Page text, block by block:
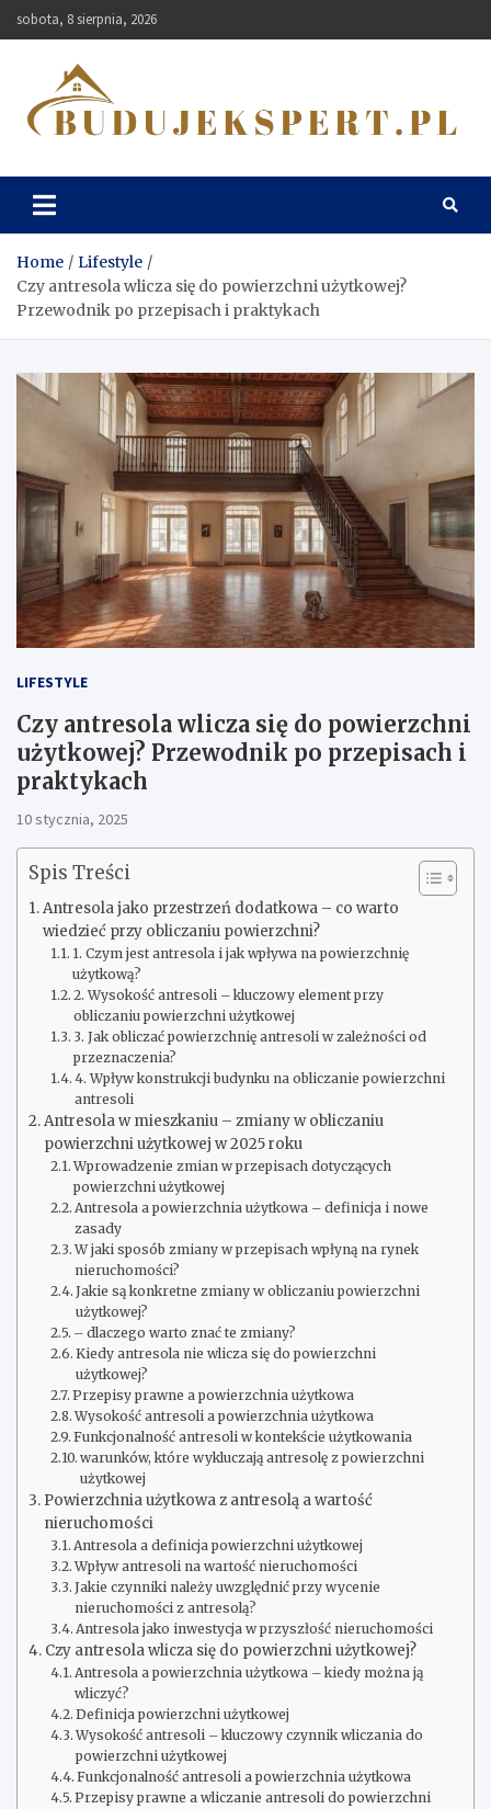
Skip
to
sobota, 8 sierpnia, 2026
Budujekspert
Home
Lifestyle
Czy antresola wlicza się do powierzchni użytkowej?
Przewodnik po przepisach i praktykach
LIFESTYLE
Czy antresola wlicza się do powierzchni
użytkowej? Przewodnik po przepisach i
praktykach
10 stycznia, 2025
Spis Treści
Antresola jako przestrzeń dodatkowa – co warto
wiedzieć przy obliczaniu powierzchni?
1. Czym jest antresola i jak wpływa na powierzchnię
użytkową?
2. Wysokość antresoli – kluczowy element przy
obliczaniu powierzchni użytkowej
3. Jak obliczać powierzchnię antresoli w zależności od
przeznaczenia?
4. Wpływ konstrukcji budynku na obliczanie powierzchni
antresoli
Antresola w mieszkaniu – zmiany w obliczaniu
powierzchni użytkowej w 2025 roku
Wprowadzenie zmian w przepisach dotyczących
powierzchni użytkowej
Antresola a powierzchnia użytkowa – definicja i nowe
zasady
W jaki sposób zmiany w przepisach wpłyną na rynek
nieruchomości?
Jakie są konkretne zmiany w obliczaniu powierzchni
użytkowej?
– dlaczego warto znać te zmiany?
Kiedy antresola nie wlicza się do powierzchni
użytkowej?
Przepisy prawne a powierzchnia użytkowa
Wysokość antresoli a powierzchnia użytkowa
Funkcjonalność antresoli w kontekście użytkowania
warunków, które wykluczają antresolę z powierzchni
użytkowej
Powierzchnia użytkowa z antresolą a wartość
nieruchomości
Antresola a definicja powierzchni użytkowej
Wpływ antresoli na wartość nieruchomości
Jakie czynniki należy uwzględnić przy wycenie
nieruchomości z antresolą?
Antresola jako inwestycja w przyszłość nieruchomości
Czy antresola wlicza się do powierzchni użytkowej?
Antresola a powierzchnia użytkowa – kiedy można ją
wliczyć?
Definicja powierzchni użytkowej
Wysokość antresoli – kluczowy czynnik wliczania do
powierzchni użytkowej
Funkcjonalność antresoli a powierzchnia użytkowa
Przepisy prawne a wliczanie antresoli do powierzchni